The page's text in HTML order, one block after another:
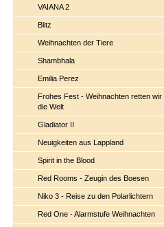
VAIANA 2
Blitz
Weihnachten der Tiere
Shambhala
Emilia Perez
Frohes Fest - Weihnachten retten wir
die Welt
Gladiator II
Neuigkeiten aus Lappland
Spirit in the Blood
Red Rooms - Zeugin des Boesen
Niko 3 - Reise zu den Polarlichtern
Red One - Alarmstufe Weihnachten